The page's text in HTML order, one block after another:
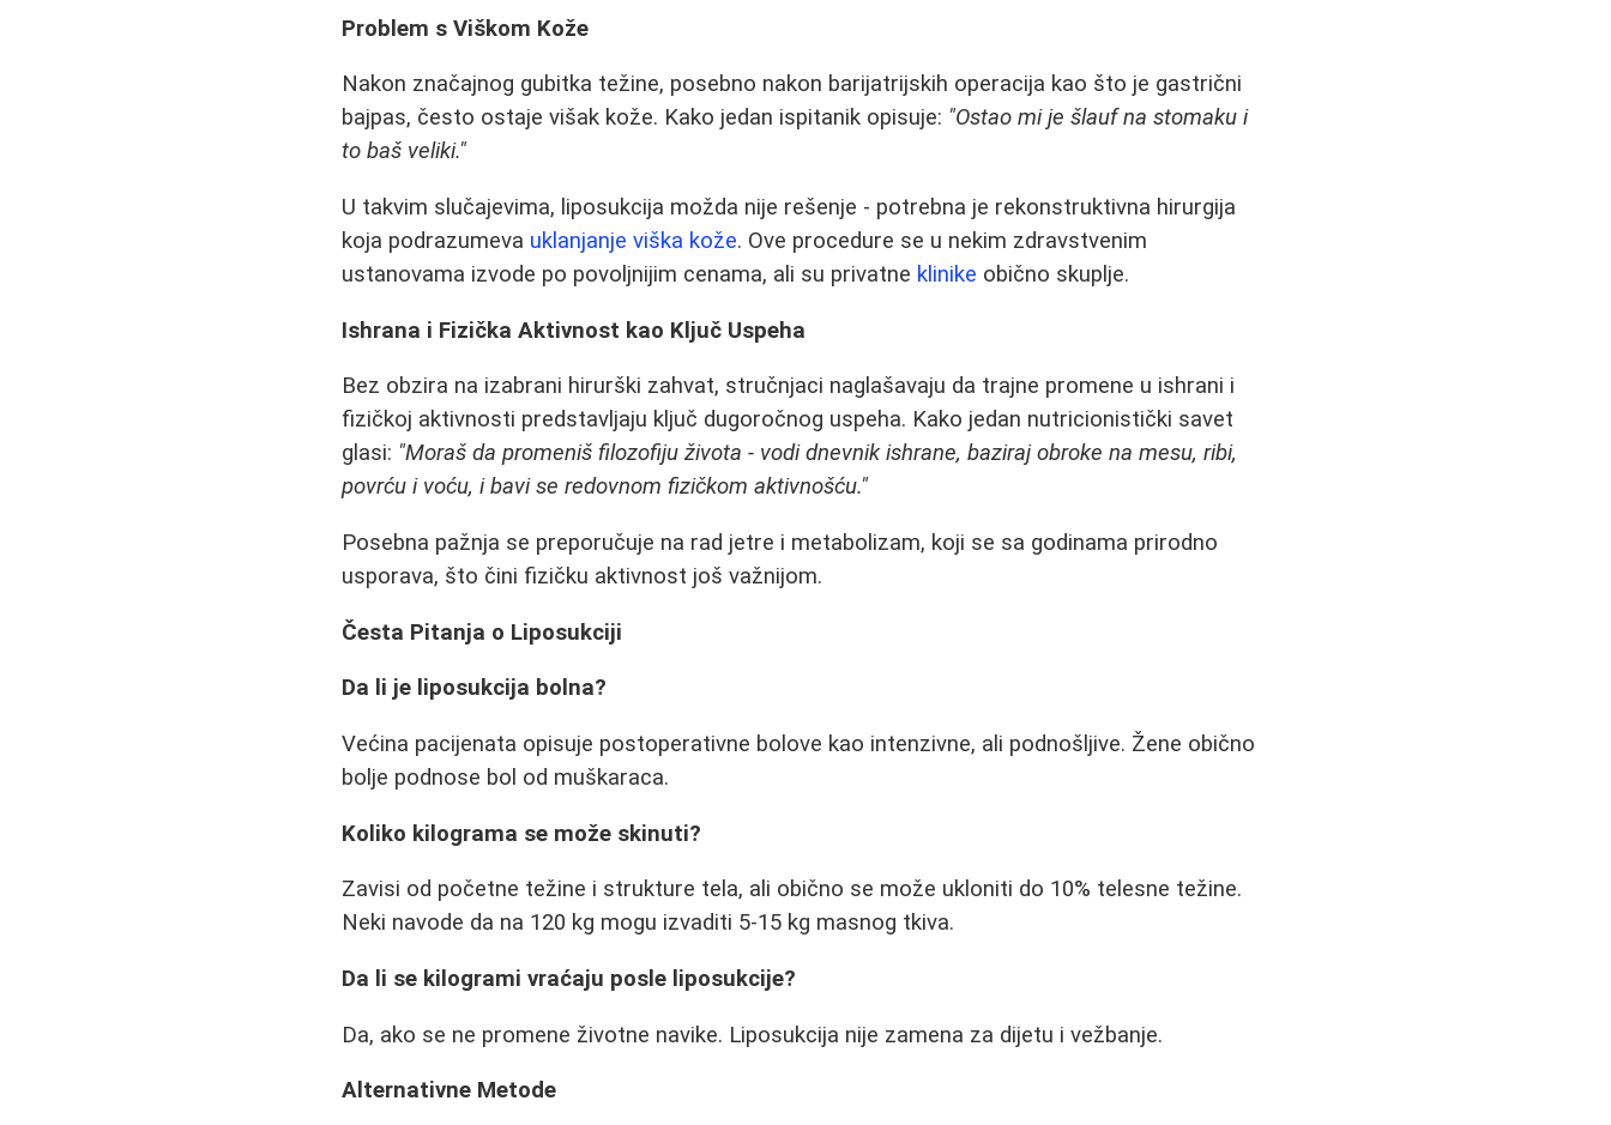
Problem s Viškom Kože
Nakon značajnog gubitka težine, posebno nakon barijatrijskih operacija kao što je gastrični
bajpas, često ostaje višak kože. Kako jedan ispitanik opisuje: "Ostao mi je šlauf na stomaku i
to baš veliki."
U takvim slučajevima, liposukcija možda nije rešenje - potrebna je rekonstruktivna hirurgija
koja podrazumeva uklanjanje viška kože. Ove procedure se u nekim zdravstvenim
ustanovama izvode po povoljnijim cenama, ali su privatne klinike obično skuplje.
Ishrana i Fizička Aktivnost kao Ključ Uspeha
Bez obzira na izabrani hirurški zahvat, stručnjaci naglašavaju da trajne promene u ishrani i
fizičkoj aktivnosti predstavljaju ključ dugoročnog uspeha. Kako jedan nutricionistički savet
glasi: "Moraš da promeniš filozofiju života - vodi dnevnik ishrane, baziraj obroke na mesu, ribi,
povrću i voću, i bavi se redovnom fizičkom aktivnošću."
Posebna pažnja se preporučuje na rad jetre i metabolizam, koji se sa godinama prirodno
usporava, što čini fizičku aktivnost još važnijom.
Česta Pitanja o Liposukciji
Da li je liposukcija bolna?
Većina pacijenata opisuje postoperativne bolove kao intenzivne, ali podnošljive. Žene obično
bolje podnose bol od muškaraca.
Koliko kilograma se može skinuti?
Zavisi od početne težine i strukture tela, ali obično se može ukloniti do 10% telesne težine.
Neki navode da na 120 kg mogu izvaditi 5-15 kg masnog tkiva.
Da li se kilogrami vraćaju posle liposukcije?
Da, ako se ne promene životne navike. Liposukcija nije zamena za dijetu i vežbanje.
Alternativne Metode